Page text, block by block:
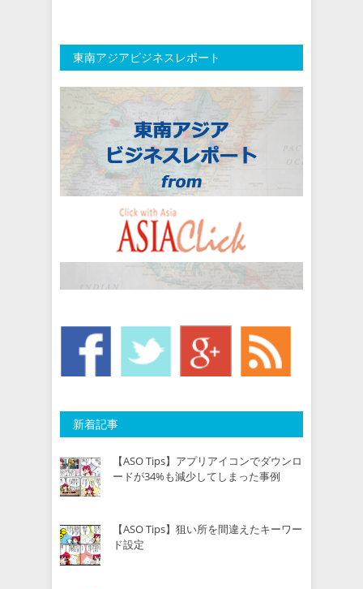
東南アジアビジネスレポート
新着記事
【ASO Tips】アプリアイコンでダウンロ
ードが34%も減少してしまった事例
【ASO Tips】狙い所を間違えたキーワー
ド設定